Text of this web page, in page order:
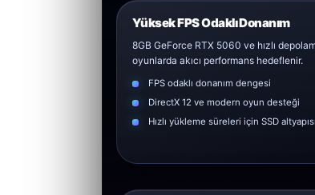
Yüksek FPS Odaklı Donanım
8GB GeForce RTX 5060 ve hızlı
oyunlarda akıcı performans hedeflenir.
FPS odaklı donanım dengesi
DirectX 12 ve modern oyun desteği
Hızlı yükleme süreleri için SSD altyapısı